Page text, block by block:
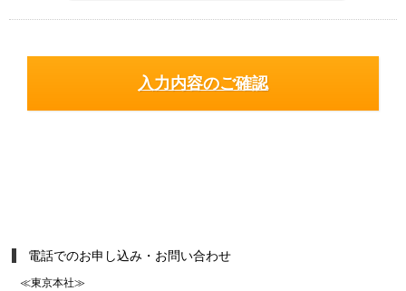
電話でのお申し込み・お問い合わせ
≪東京本社≫